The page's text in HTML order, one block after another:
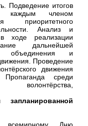
Подведение итогов
каждым членом
приоритетного
Анализ и
ходе реализации
дальнейшей
объединения и
Проведение
движения
среди
волонтёрства,
всемирному Дню